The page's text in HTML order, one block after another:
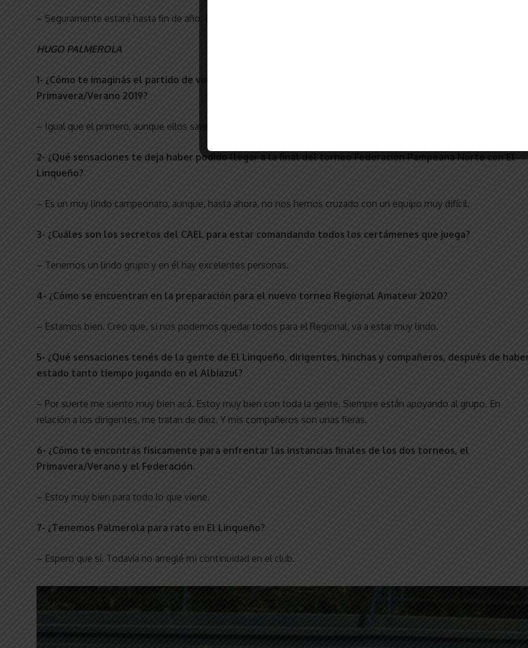
– Seguramente estaré hasta fin de año. Después me tengo que sentar a charlar con la dirigencia.
HUGO PALMEROLA
1- ¿Cómo te imaginás el partido de vuelta ante Argentino, por una de las semifinales del torneo
Primavera/Verano 2019?
– Igual que el primero, aunque ellos saliendo a jugar porque necesitan ganar.
2- ¿Qué sensaciones te deja haber podido llegar a la final del torneo Federación Pampeana Norte con El
Linqueño?
– Es un muy lindo campeonato, aunque, hasta ahora, no nos hemos cruzado con un equipo muy difícil.
3- ¿Cuáles son los secretos del CAEL para estar comandando todos los certámenes que juega?
– Tenemos un lindo grupo y en él hay excelentes personas.
4- ¿Cómo se encuentran en la preparación para el nuevo torneo Regional Amateur 2020?
– Estamos bien. Creo que, si nos podemos quedar todos para el Regional, va a estar muy lindo.
5- ¿Qué sensaciones tenés de la gente de El Linqueño, dirigentes, hinchas y compañeros, después de
estado tanto tiempo jugando en el Albiazul?
– Por suerte me siento muy bien acá. Estoy muy bien con toda la gente. Siempre están apoyando al grupo. En
relación a los dirigentes, me tratan de diez. Y mis compañeros son unas fieras.
6- ¿Cómo te encontrás físicamente para enfrentar las instancias finales de los dos torneos, el
Primavera/Verano y el Federación.
– Estoy muy bien para todo lo que viene.
7- ¿Tenemos Palmerola para rato en El Linqueño?
– Espero que sí. Todavía no arreglé mi continuidad en el club.